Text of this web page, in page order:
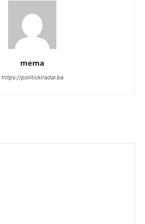
mema
https://politickiradar.ba